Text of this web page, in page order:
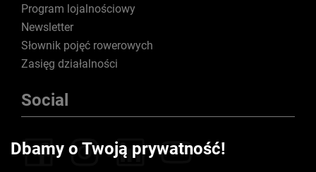
Program lojalnościowy
Newsletter
Słownik pojęć rowerowych
Zasięg działalności
Social
Dbamy o Twoją prywatność!